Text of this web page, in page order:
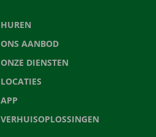
HUREN
ONS AANBOD
ONZE DIENSTEN
LOCATIES
APP
VERHUISOPLOSSINGEN